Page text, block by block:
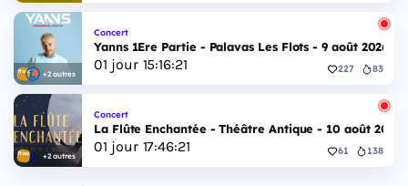
+2 autres
Concert
Yanns 1Ere Partie - Palavas Les Flots - 9 août 2026
01 jour 15:16:20 227 83
+2 autres
Concert
La Flûte Enchantée - Théâtre Antique - 10 août 2026
01 jour 17:46:20 61 138